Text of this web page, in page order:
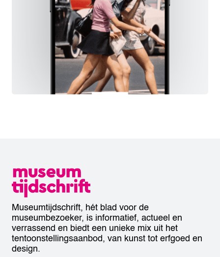
Museumtijdschrift, hét blad voor de
museumbezoeker, is informatief, actueel en
verrassend en biedt een unieke mix uit het
tentoonstellingsaanbod, van kunst tot erfgoed en
design.